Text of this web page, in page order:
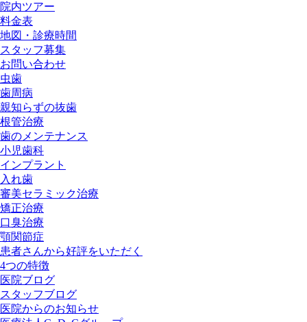
院内ツアー
料金表
地図・診療時間
スタッフ募集
お問い合わせ
虫歯
歯周病
親知らずの抜歯
根管治療
歯のメンテナンス
小児歯科
インプラント
入れ歯
審美セラミック治療
矯正治療
口臭治療
顎関節症
患者さんから好評をいただく
4つの特徴
医院ブログ
スタッフブログ
医院からのお知らせ